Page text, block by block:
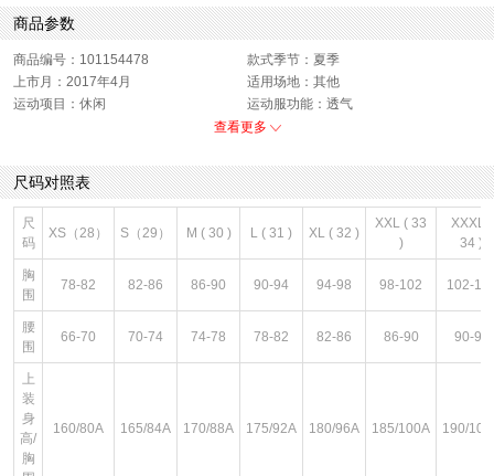
商品参数
商品编号：101154478
款式季节：夏季
上市月：2017年4月
适用场地：其他
运动项目：休闲
运动服功能：透气
运动款式：短裤
销售季：17Q2
性别：男子
货品来源：招商
渠道划分：线下同步
面料材质：氨纶,聚酯纤维
色系：白色
鞋类流行款式：短裤
主要功能：其他
查看更多
尺码对照表
尺
码
XS（28） S（29） M ( 30 ) L ( 31 ) XL ( 32 )
XXL ( 33
)
XXXL (
34 )
胸
围
78-82 82-86 86-90 90-94 94-98 98-102 102-
腰
围
66-70 70-74 74-78 78-82 82-86 86-90 90-94
上
装
身
高/
胸
160/80A 165/84A 170/88A 175/92A 180/96A 185/100A 190/